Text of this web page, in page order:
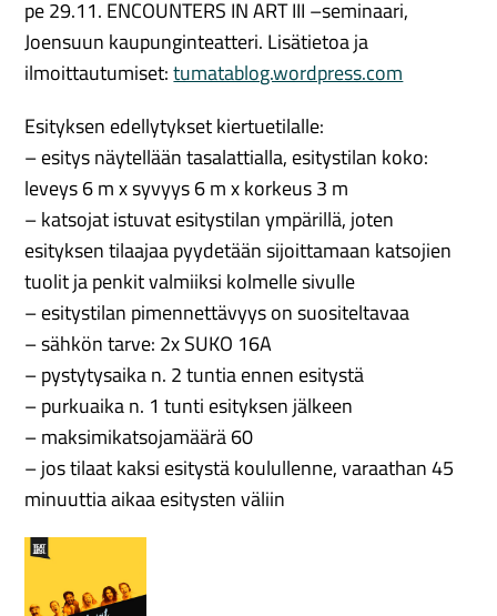
pe 29.11. ENCOUNTERS IN ART III –seminaari,
Joensuun kaupunginteatteri. Lisätietoa ja
ilmoittautumiset:tumatablog.wordpress.com
Esityksen edellytykset kiertuetilalle:
– esitys näytellään tasalattialla, esitystilan koko:
leveys 6 m x syvyys 6 m x korkeus 3 m
– katsojat istuvat esitystilan ympärillä, joten
esityksen tilaajaa pyydetään sijoittamaan katsojien
tuolit ja penkit valmiiksi kolmelle sivulle
– esitystilan pimennettävyys on suositeltavaa
– sähkön tarve: 2x SUKO 16A
– pystytysaika n. 2 tuntia ennen esitystä
– purkuaika n. 1 tunti esityksen jälkeen
– maksimikatsojamäärä 60
– jos tilaat kaksi esitystä koulullenne, varaathan 45
minuuttia aikaa esitysten väliin